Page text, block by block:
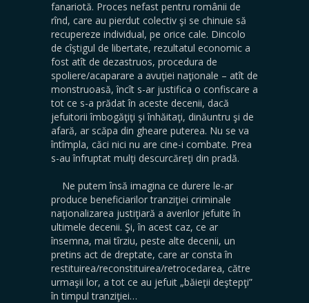
fanariotă. Proces nefast pentru românii de
rînd, care au pierdut colectiv şi se chinuie să
recupereze individual, pe orice cale. Dincolo
de cîştigul de libertate, rezultatul economic a
fost atît de dezastruos, procedura de
spoliere/acaparare a avuţiei naţionale – atît de
monstruoasă, încît s-ar justifica o confiscare a
tot ce s-a prădat în aceste decenii, dacă
jefuitorii îmbogăţiţi şi înhăitaţi, dinăuntru şi de
afară, ar scăpa din gheare puterea. Nu se va
întîmpla, căci nici nu are cine-i combate. Prea
s-au înfruptat mulţi descurcăreţi din pradă.
Ne putem însă imagina ce durere le-ar
produce beneficiarilor tranziţiei criminale
naţionalizarea justiţiară a averilor jefuite în
ultimele decenii. Şi, în acest caz, ce ar
însemna, mai tîrziu, peste alte decenii, un
pretins act de dreptate, care ar consta în
restituirea/reconstituirea/retrocedarea, către
urmaşii lor, a tot ce au jefuit „băieţii deştepţi”
în timpul tranziţiei…